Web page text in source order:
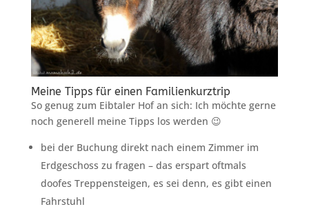
Meine Tipps für einen Familienkurztrip
So genug zum Eibtaler Hof an sich: Ich möchte gerne
noch generell meine Tipps los werden 😉
bei der Buchung direkt nach einem Zimmer im
Erdgeschoss zu fragen – das erspart oftmals
doofes Treppensteigen, es sei denn, es gibt einen
Fahrstuhl